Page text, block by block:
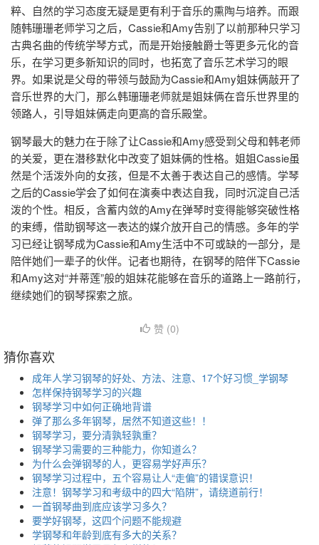
粹、自然的学习态度无疑是更有利于音乐的熏陶与培养。而跟
随韩珊珊老师学习之后，Cassie和Amy告别了以前那种只学习
古典名曲的传统学琴方式，而是开始接触爵士等更多元化的音
乐，在学习更多新知识的同时，也拓宽了音乐艺术学习的眼
界。如果说是父母的带领与鼓励为Cassie和Amy姐妹俩敲开了
音乐世界的大门，那么韩珊珊老师就是姐妹俩在音乐世界里的
领路人，引导姐妹俩走向更高的音乐殿堂。
钢琴最大的魅力在于除了让Cassie和Amy感受到父母和韩老师
的关爱，更在潜移默化中改变了姐妹俩的性格。姐姐Cassie虽
然是个活泼外向的女孩，但是不太善于表达自己的感情。学琴
之后的Cassie学会了如何在演奏中表达自我，同时沉淀自己活
泼的个性。相反，含蓄内敛的Amy在弹琴时变得能够突破性格
的束缚，借助钢琴这一表达的媒介放开自己的情感。多年的学
习已经让钢琴成为Cassie和Amy生活中不可或缺的一部分，是
陪伴她们一辈子的伙伴。记者也期待，在钢琴的陪伴下Cassie
和Amy这对“并蒂莲”般的姐妹花能够在音乐的道路上一路前行，
继续她们的钢琴探索之旅。
赞 (0)
猜你喜欢
成年人学习钢琴的好处、方法、注意、17个好习惯_学钢琴
怎样保持钢琴学习的兴趣
钢琴学习中如何正确地背谱
弹了那么多年钢琴，居然不知道这些！！
钢琴学习，要分清孰轻孰重？
钢琴学习需要的三种能力，你知道么？
为什么会弹钢琴的人，更容易学好声乐？
钢琴学习过程中，五个容易让人“走偏”的错误意识！
注意！钢琴学习和考级中的四大“陷阱”，请绕道前行！
一首钢琴曲到底应该学习多久？
要学好钢琴，这四个问题不能规避
学钢琴和年龄到底有多大的关系？